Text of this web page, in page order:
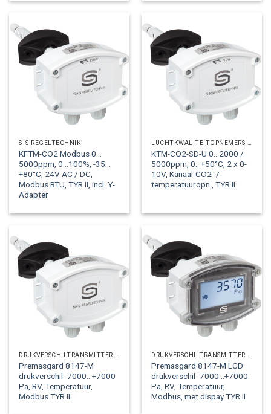
S+S REGELTECHNIK
KFTM-CO2 Modbus 0…
5000ppm, 0…100%, -35…
+80°C, 24V AC / DC,
Modbus RTU, TYR II, incl. Y-
Adapter
KTM-CO2-SD-U 0…2000 /
5000ppm, 0…+50°C, 2 x 0-
10V, Kanaal-CO2- /
temperatuuropn., TYR II
DRUKVERSCHILTRANSMITTERS LUCHTZIJDIG
Premasgard 8147-M
drukverschil -7000…+7000
Pa, RV, Temperatuur,
Modbus TYR II
DRUKVERSCHILTRANSMITTERS LUCHTZIJDIG
Premasgard 8147-M LCD
drukverschil -7000…+7000
Pa, RV, Temperatuur,
Modbus, met dispay TYR II